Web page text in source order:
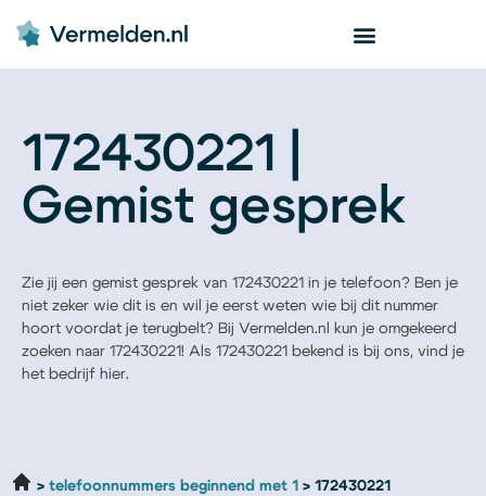
172430221 |
Gemist gesprek
Zie jij een gemist gesprek van 172430221 in je telefoon? Ben je
niet zeker wie dit is en wil je eerst weten wie bij dit nummer
hoort voordat je terugbelt? Bij Vermelden.nl kun je omgekeerd
zoeken naar 172430221! Als 172430221 bekend is bij ons, vind je
het bedrijf hier.
telefoonnummers beginnend met 1 172430221